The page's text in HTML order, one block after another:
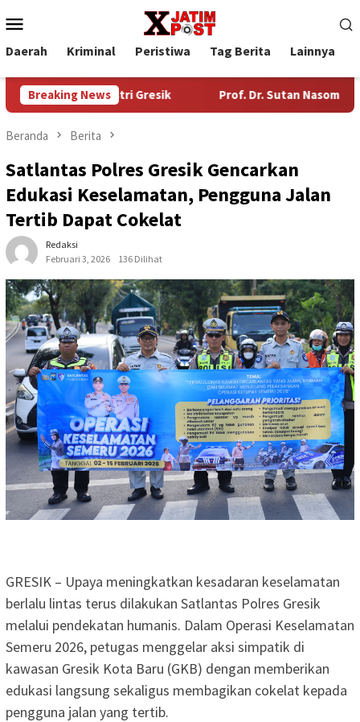
ke
kontenMobile
Daerah Kriminal Peristiwa Tag Berita Lainnya
Breaking News
Industri Gresik Prof. Dr. Sutan Nasomal Harapkan
Beranda Berita
Satlantas Polres Gresik Gencarkan
Edukasi Keselamatan, Pengguna Jalan
Tertib Dapat Cokelat
Redaksi
Februari 3, 2026
136 Dilihat
GRESIK – Upaya meningkatkan kesadaran keselamatan
berlalu lintas terus dilakukan Satlantas Polres Gresik
melalui pendekatan humanis. Dalam Operasi Keselamatan
Semeru 2026, petugas menggelar aksi simpatik di
kawasan Gresik Kota Baru (GKB) dengan memberikan
edukasi langsung sekaligus membagikan cokelat kepada
pengguna jalan yang tertib.